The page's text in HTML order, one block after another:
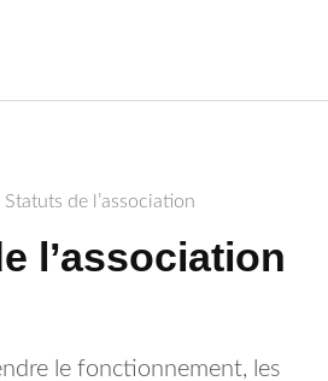
Statuts de l’association
l’association
le fonctionnement, les